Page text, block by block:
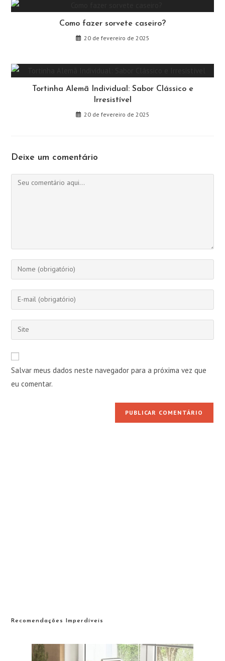
Como fazer sorvete caseiro?
20 de fevereiro de 2025
Tortinha Alemã Individual: Sabor Clássico e
Irresistível
20 de fevereiro de 2025
Deixe um comentário
Comentário
Digite
seu
nome
ou
de
usuário
para
comentar
Digite
seu
endereço
de
mail
para
comentar
Digite
o
URL
do
seu
site
Salvar meus dados neste navegador para a próxima vez que
eu comentar.
Recomendações Imperdíveis